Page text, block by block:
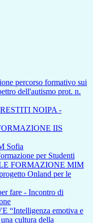
percorso formativo sui
dell'autismo prot. n.
NOIPA -
IIS
Sofia
per Studenti
FORMAZIONE MIM
Onland per le
fare - Incontro di
“Intelligenza emotiva e
cultura della